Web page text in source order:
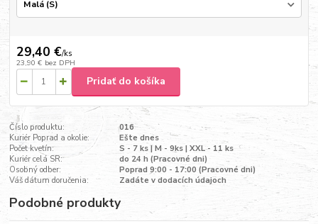
29,40 €/ks
23,90 € bez DPH
Pridať do košíka
Číslo produktu:
016
Kuriér Poprad a okolie:
Ešte dnes
Počet kvetín:
S - 7 ks | M - 9ks | XXL - 11 ks
Kuriér celá SR:
do 24 h (Pracovné dni)
Osobný odber:
Poprad 9:00 - 17:00 (Pracovné dni)
Váš dátum doručenia:
Zadáte v dodacích údajoch
Podobné produkty